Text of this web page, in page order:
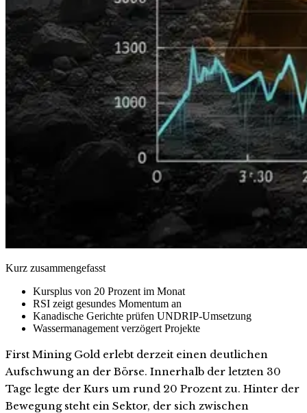
Kurz zusammengefasst
Kursplus von 20 Prozent im Monat
RSI zeigt gesundes Momentum an
Kanadische Gerichte prüfen UNDRIP-Umsetzung
Wassermanagement verzögert Projekte
First Mining Gold erlebt derzeit einen deutlichen
Aufschwung an der Börse. Innerhalb der letzten 30
Tage legte der Kurs um rund 20 Prozent zu. Hinter der
Bewegung steht ein Sektor, der sich zwischen